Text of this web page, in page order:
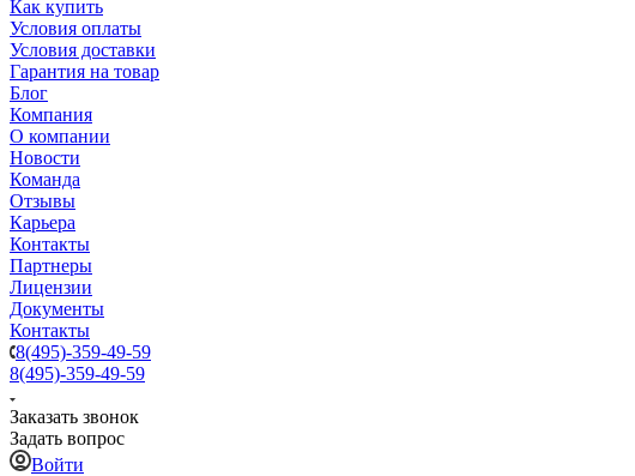
Как купить
Условия оплаты
Условия доставки
Гарантия на товар
Блог
Компания
О компании
Новости
Команда
Отзывы
Карьера
Контакты
Партнеры
Лицензии
Документы
Контакты
8(495)-359-49-59
8(495)-359-49-59
Заказать звонок
Задать вопрос
Войти